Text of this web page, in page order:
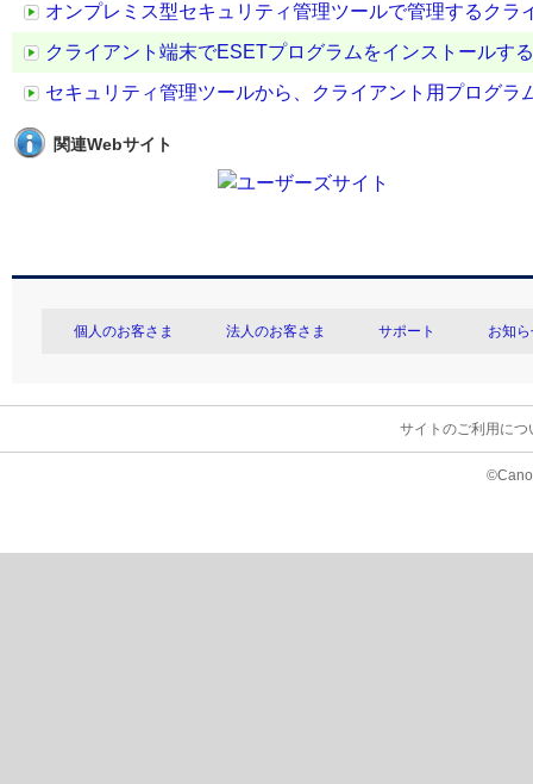
オンプレミス型セキュリティ管理ツールで管理するク
クライアント端末でESETプログラムをインストールす
セキュリティ管理ツールから、クライアント用プログラ
関連Webサイト
個人のお客さま 法人のお客さま サポート お知
サイトのご利用につ